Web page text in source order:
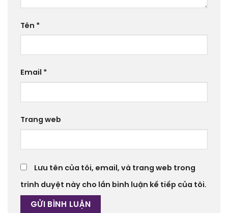
Tên *
Email *
Trang web
Lưu tên của tôi, email, và trang web trong
trình duyệt này cho lần bình luận kế tiếp của tôi.